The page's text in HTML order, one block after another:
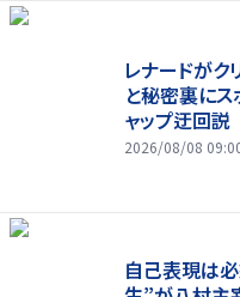
レナードがク
と秘密裏に
ャップ迂回説
2026/08/08
自己表現は